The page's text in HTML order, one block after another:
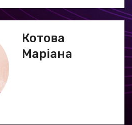
Котова
Маріана